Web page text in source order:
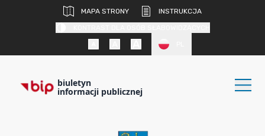
MAPA STRONY
INSTRUKCJA
biuletyn
informacji publicznej